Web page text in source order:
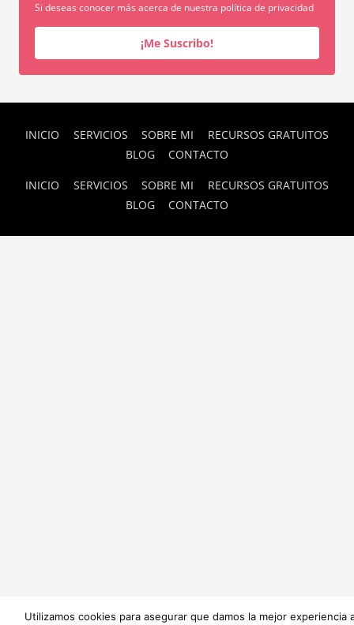
Si deseas conocer más acerca de nuestra política de privacidad
¡Me Suscribo!
INICIO SERVICIOS SOBRE MI
RECURSOS GRATUITOS
BLOG
CONTACTO
INICIO SERVICIOS SOBRE MI
RECURSOS GRATUITOS
BLOG
CONTACTO
Utilizamos cookies para asegurar que damos la mejor experiencia